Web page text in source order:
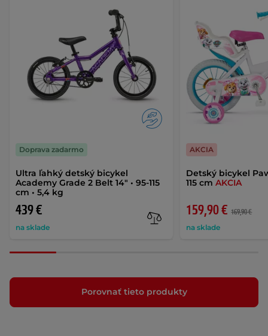
Ultra ľahký detský bicykel
Academy Grade 2 Belt 14" • 95-115
cm • 5,4 kg
439 €
na sklade
Doprava zadarmo
Detský bicykel
115 cmAKCIA
159,90 € 169,90 €
na sklade
AKCIA
Porovnať tieto produkty